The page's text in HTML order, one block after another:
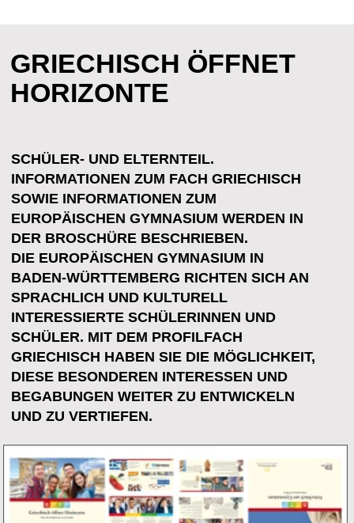
KONKRET-
ANSCHAULICH -
EXEMPLARISCH
HERAUSGEBER IST DAS MINISTERIUM FÜR
KULTUS, JUGEND UND SPORT BADEN-
WÜRTTEMBERG. LANDESGESCHICHTE IN
BADEN-WÜRTTEMBERG VON DER URZEIT
SPUREN RÖMISCHER HERRSCHAFT,
MITTELALTER, BAROCKZEIT, BÜRGERTUM,
NATIONALSOZIALISMUS UND ZWEITER
WELTKRIEG BIS HEUTE.
JEDE EPOCHE WIRD AUF EINER
LEHRKRÄFTEN WERDEN IM MODULHEFT
EINBLICKE IN DIE VIELZAHL DER
SCHULÜBERGREIFENDEN
UNTERRICHTSMODULE GEGEBEN. JEDES
MODUL KANN ONLINE AUF DEN SEITEN DES
LANDESBILDUNGSSERVERS ABGERUFEN